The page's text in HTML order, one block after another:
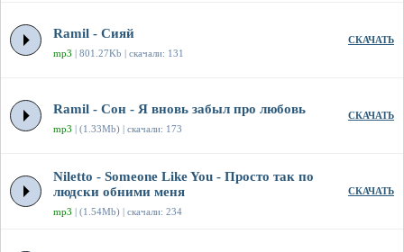
Ramil - Сияй
mp3 | 801.27Kb | скачали: 131
СКАЧАТЬ
Ramil - Сон - Я вновь забыл про любовь
mp3 | (1.33Mb) | скачали: 173
СКАЧАТЬ
Niletto - Someone Like You - Просто так по
людски обними меня
mp3 | (1.54Mb) | скачали: 234
СКАЧАТЬ